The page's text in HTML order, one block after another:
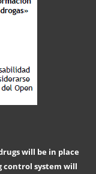
will be in place
system will